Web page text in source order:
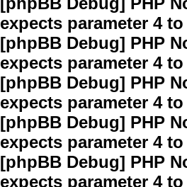
expects parameter 4
[phpBB Debug] PHP
expects parameter 4
[phpBB Debug] PHP
expects parameter 4
[phpBB Debug] PHP
expects parameter 4
[phpBB Debug] PHP
expects parameter 4